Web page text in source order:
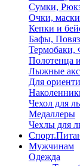
Сумки,
Очки, маски
Кепки и
Бафы,
Термобаки,
Полотенца
Лыжные
Для
Чехол для
Медаллеры
Чехлы для
Мужчинам
Одежда